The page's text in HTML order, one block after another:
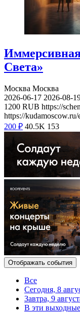
Света»
Москва Москва
2026-06-17 2026-08-
1200 RUB https://
https://kudamoscow.ru/
200 ₽ 40.5K 153
Отображать события
Все
Сегодня, 8
Завтра, 9
В эти выходные